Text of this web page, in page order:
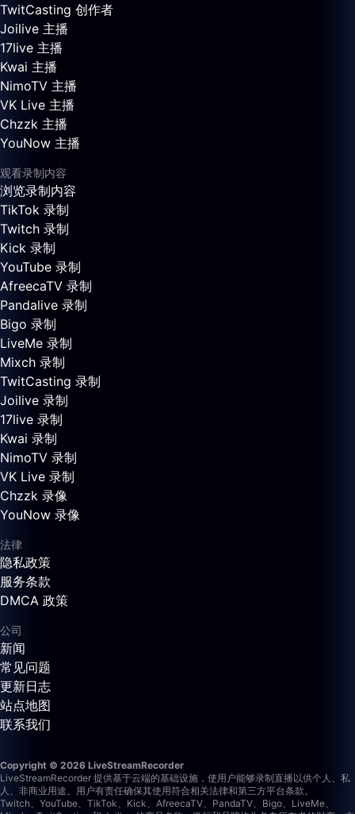
TwitCasting 创作者
Joilive 主播
17live 主播
Kwai 主播
NimoTV 主播
VK Live 主播
Chzzk 主播
YouNow 主播
观看录制内容
浏览录制内容
TikTok 录制
Twitch 录制
Kick 录制
YouTube 录制
AfreecaTV 录制
Pandalive 录制
Bigo 录制
LiveMe 录制
Mixch 录制
TwitCasting 录制
Joilive 录制
17live 录制
Kwai 录制
NimoTV 录制
VK Live 录制
Chzzk 录像
YouNow 录像
法律
隐私政策
服务条款
DMCA 政策
公司
新闻
常见问题
更新日志
站点地图
联系我们
Copyright © 2026 LiveStreamRecorder
LiveStreamRecorder 提供基于云端的基础设施，使用户能够录制直播以供个人、私
人、非商业用途。用户有责任确保其使用符合相关法律和第三方平台条款。
Twitch、YouTube、TikTok、Kick、AfreecaTV、PandaTV、Bigo、LiveMe、